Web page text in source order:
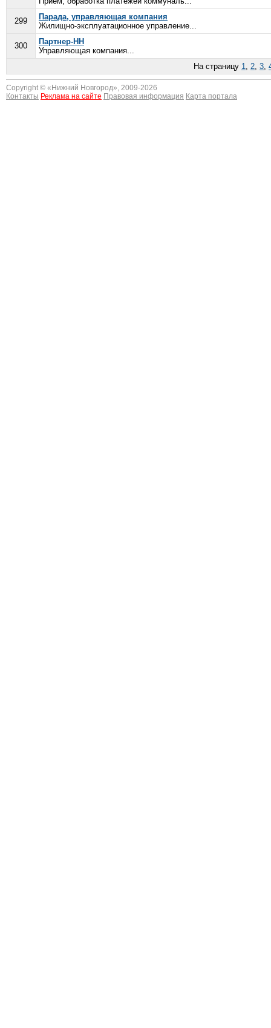
299
Парада, управляющая компания
Жилищно-эксплуатационное управление...
300
Партнер-НН
Управляющая компания...
На страницу 1, 2, 3,
Copyright © « Нижний Новгород», 2009-2026
Контакты Реклама на сайте Правовая информация Карта портала